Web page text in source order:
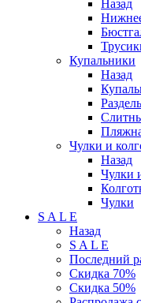
Назад
Купальники
Назад
Чулки и
Назад
Чулки
Чулки
S A L E
Назад
S A L E
Последний
Скидка 70%
Скидка 50%